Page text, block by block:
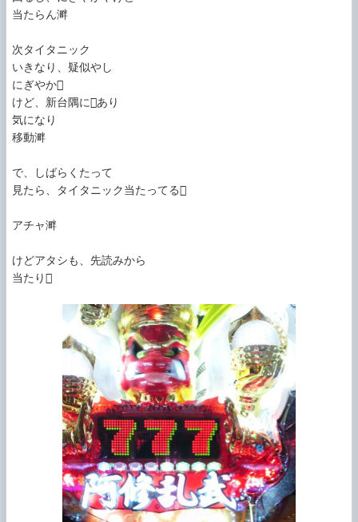
当たらん溿
次タイタニック
いきなり、疑似やし
にぎやか
けど、新台隅にあり
気になり
移動溿
で、しばらくたって
見たら、タイタニック当たってる
アチャ溿
けどアタシも、先読みから
当たり